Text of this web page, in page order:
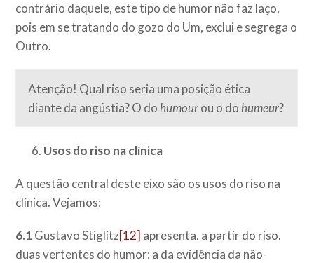
contrário daquele, este tipo de humor não faz laço,
pois em se tratando do gozo do Um, exclui e segrega o
Outro.
Atenção! Qual riso seria uma posição ética
diante da angústia? O dohumourou o dohumeur?
Usos do riso na clínica
A questão central deste eixo são os usos do riso na
clínica. Vejamos:
6.1 Gustavo Stiglitz[12] apresenta, a partir do riso,
duas vertentes do humor: a da evidência da não-